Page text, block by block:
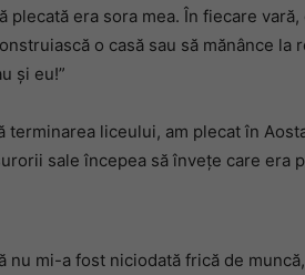
plecată era sora mea. În fiecare
o casă sau să mănânce
și eu!”
terminarea liceului, am plecat în
sale începea să învețe care era
nu mi-a fost niciodată frică de